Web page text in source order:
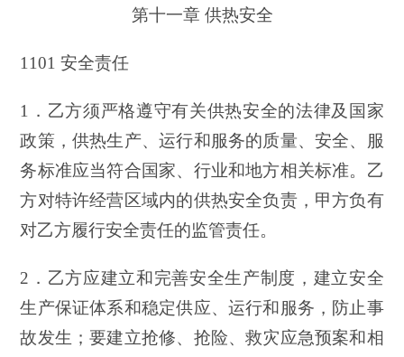
第十一章 供热安全
1101 安全责任
1．乙方须严格遵守有关供热安全的法律及国家
政策，供热生产、运行和服务的质量、安全、服
务标准应当符合国家、行业和地方相关标准。乙
方对特许经营区域内的供热安全负责，甲方负有
对乙方履行安全责任的监管责任。
2．乙方应建立和完善安全生产制度，建立安全
生产保证体系和稳定供应、运行和服务，防止事
故发生；要建立抢修、抢险、救灾应急预案和相